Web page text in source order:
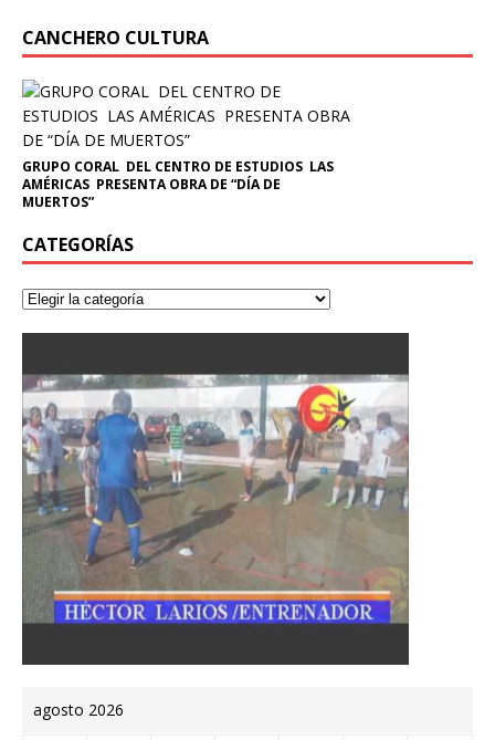
CANCHERO CULTURA
GRUPO CORAL DEL CENTRO DE ESTUDIOS LAS
AMÉRICAS PRESENTA OBRA DE “DÍA DE
MUERTOS”
CATEGORÍAS
agosto 2026